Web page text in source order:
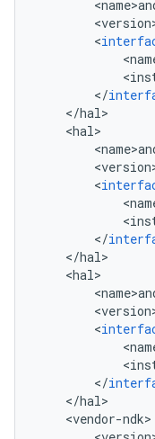
<name>
<version
<
<
<
</
</hal>
<hal>
<name>
<version
<
<
<
</
</hal>
<hal>
<name>
<version
<
<
<
</
</hal>
<vendor-ndk>